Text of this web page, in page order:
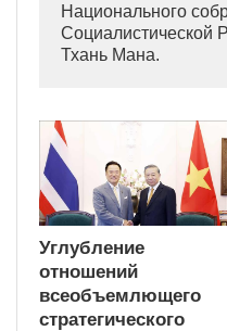
Национального
Социалистической
Тхань Мана.
Углубление
отношений
всеобъемлющего
стратегического